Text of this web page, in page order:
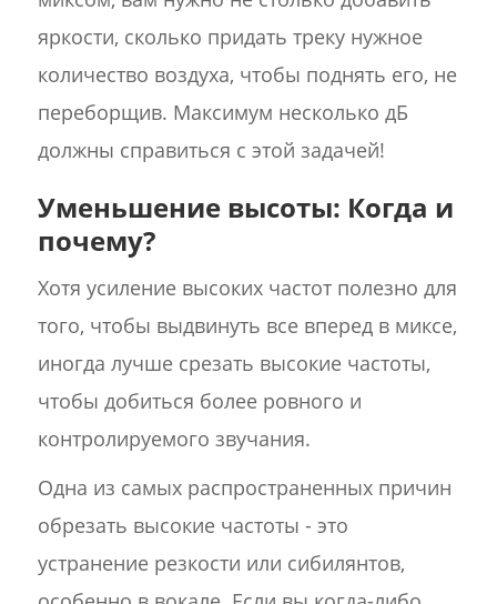
яркости, сколько придать треку нужное
количество воздуха, чтобы поднять его, не
переборщив. Максимум несколько дБ
должны справиться с этой задачей!
Уменьшение высоты: Когда и
почему?
Хотя усиление высоких частот полезно для
того, чтобы выдвинуть все вперед в миксе,
иногда лучше срезать высокие частоты,
чтобы добиться более ровного и
контролируемого звучания.
Одна из самых распространенных причин
обрезать высокие частоты - это
устранение резкости или сибилянтов,